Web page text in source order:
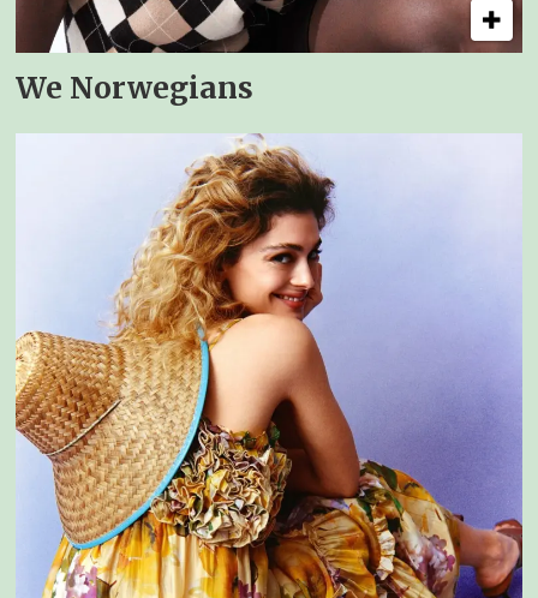
We Norwegians